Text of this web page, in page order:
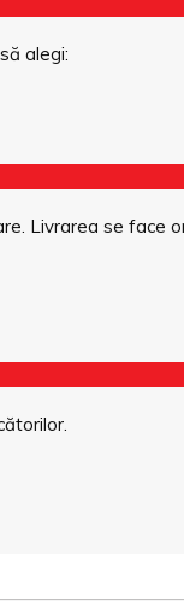
alegi:
Livrarea se face